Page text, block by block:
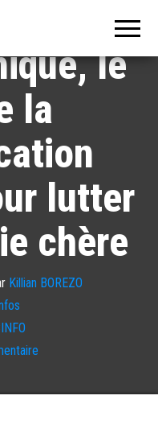
le
la
lutter
chère
Killian BOREZO